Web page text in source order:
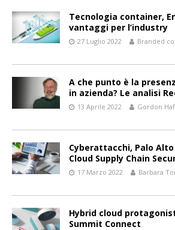
Tecnologia container,
vantaggi per l’industry
27 Luglio 2022 Branded
A che punto è la
in azienda? Le analisi
13 Aprile 2022 Gordon
Cyberattacchi, Palo
Cloud Supply Chain
17 Marzo 2022 Barbara
Hybrid cloud
Summit Connect